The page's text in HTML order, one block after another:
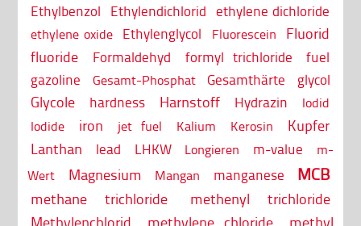
Ethylbenzol Ethylendichlorid ethylene dichloride
ethylene oxide Ethylenglycol Fluorescein
Fluorid
fluoride
Formaldehyd formyl trichloride
fuel
gazoline
Gesamt-Phosphat Gesamthärte glycol
Glycole hardness Harnstoff Hydrazin
Iodid
Iodide
iron jet fuel Kalium Kerosin
Kupfer
Lanthan
lead LHKW Longieren m-value
m-
Wert
Magnesium Mangan manganese MCB
methane trichloride
methenyl trichloride
Methylenchlorid
methylene chloride
methyl